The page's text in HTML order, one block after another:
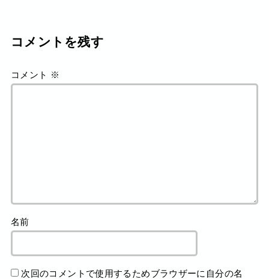
コメントを残す
コメント ※
名前
次回のコメントで使用するためブラウザーに自分の名